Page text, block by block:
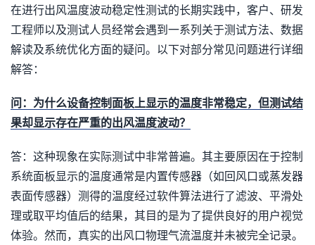
在进行出风温度波动稳定性测试的长期实践中，客户、研发
工程师以及测试人员经常会遇到一系列关于测试方法、数据
解读及系统优化方面的疑问。以下对部分常见问题进行详细
解答：
问：为什么设备控制面板上显示的温度非常稳定，但测试结
果却显示存在严重的出风温度波动？
答：这种现象在实际测试中非常普遍。其主要原因在于控制
系统面板显示的温度通常是内置传感器（如回风口或蒸发器
表面传感器）测得的温度经过软件算法进行了滤波、平滑处
理或取平均值后的结果，其目的是为了提供良好的用户视觉
体验。然而，真实的出风口物理气流温度并未被完全记录。